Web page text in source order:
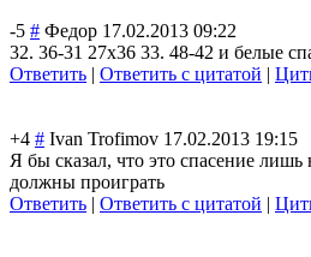
-5 # Федор 17.02.2013 09:22
32. 36-31 27х36 33. 48-42 и белые
Ответить | Ответить с цитатой |
+4 # Ivan Trofimov 17.02.2013 19:15
Я бы сказал, что это спасение
должны проиграть
Ответить | Ответить с цитатой |